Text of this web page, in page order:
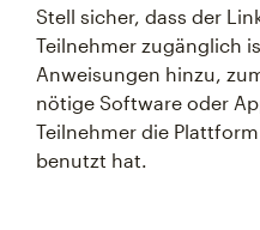
Stell sicher, dass der
Teilnehmer zugänglich
Anweisungen hinzu,
nötige Software oder
Teilnehmer die
benutzt hat.